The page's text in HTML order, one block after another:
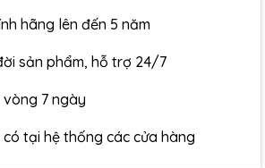
hãng lên đến 5 năm
sản phẩm, hỗ trợ 24/7
7 ngày
có tại hệ thống các cửa hàng